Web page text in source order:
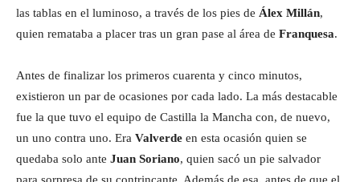
las tablas en el luminoso, a través de los pies de Álex Millán,
quien remataba a placer tras un gran pase al área de Franquesa.
Antes de finalizar los primeros cuarenta y cinco minutos,
existieron un par de ocasiones por cada lado. La más destacable
fue la que tuvo el equipo de Castilla la Mancha con, de nuevo,
un uno contra uno. Era Valverde en esta ocasión quien se
quedaba solo ante Juan Soriano, quien sacó un pie salvador